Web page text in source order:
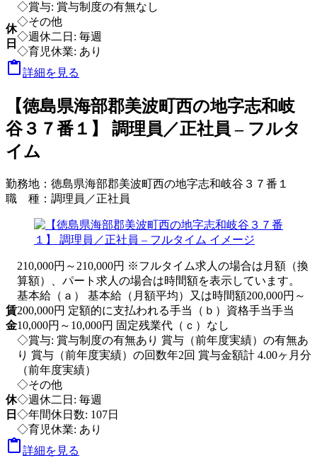
◇賞与: 賞与制度の有無なし
休
日
◇その他
◇週休二日: 毎週
◇育児休業: あり
詳細を見る
【徳島県海部郡美波町西の地字志和岐
谷３７番１】 調理員／正社員 – フルタ
イム
勤務地： 徳島県海部郡美波町西の地字志和岐谷３７番１
職 種： 調理員／正社員
賃
金
210,000円～210,000円 ※フルタイム求人の場合は月額（換
算額）、パート求人の場合は時間額を表示しています。
基本給（ａ） 基本給（月額平均）又は時間額200,000円～
200,000円 定額的に支払われる手当（ｂ）資格手当手当
10,000円～10,000円 固定残業代（ｃ）なし
◇賞与: 賞与制度の有無あり 賞与（前年度実績）の有無あ
り 賞与（前年度実績）の回数年2回 賞与金額計 4.00ヶ月分
（前年度実績）
休
日
◇その他
◇週休二日: 毎週
◇年間休日数: 107日
◇育児休業: あり
詳細を見る